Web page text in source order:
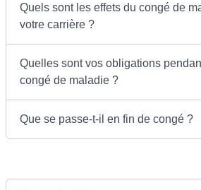
Quels sont les effets du congé de
votre carrière ?
Quelles sont vos obligations
congé de maladie ?
Que se passe-t-il en fin de congé ?